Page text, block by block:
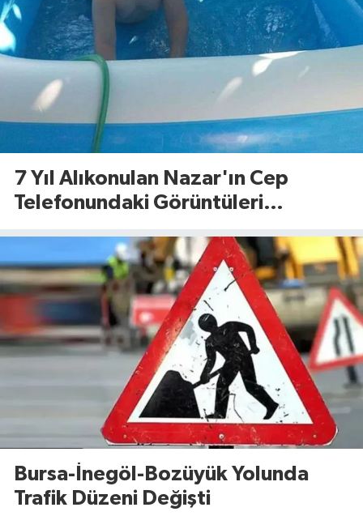
7 Yıl Alıkonulan Nazar'ın Cep
Telefonundaki Görüntüleri
Bursa-İnegöl-Bozüyük Yolunda
Trafik Düzeni Değişti